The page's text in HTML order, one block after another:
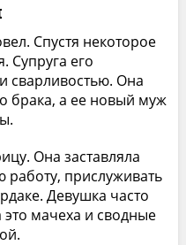
Спустя некоторое
Супруга его
сварливостью. Она
брака, а ее новый муж
Она заставляла
работу, прислуживать
Девушка часто
мачеха и сводные